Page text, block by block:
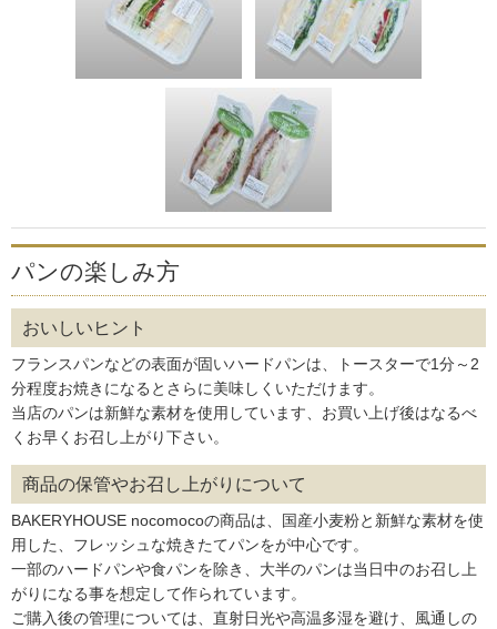
パンの楽しみ方
おいしいヒント
フランスパンなどの表面が固いハードパンは、トースターで1分～2
分程度お焼きになるとさらに美味しくいただけます。
当店のパンは新鮮な素材を使用しています、お買い上げ後はなるべ
くお早くお召し上がり下さい。
商品の保管やお召し上がりについて
BAKERYHOUSE nocomocoの商品は、国産小麦粉と新鮮な素材を使
用した、フレッシュな焼きたてパンをが中心です。
一部のハードパンや食パンを除き、大半のパンは当日中のお召し上
がりになる事を想定して作られています。
ご購入後の管理については、直射日光や高温多湿を避け、風通しの